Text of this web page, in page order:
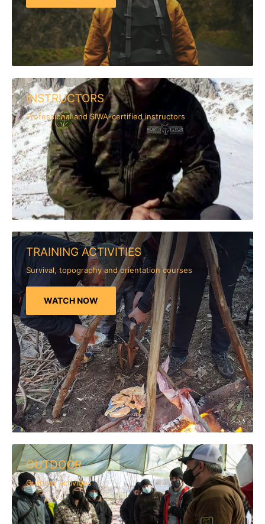
INSTRUCTORS
Professional and SIWA-certified instructors
TRAINING ACTIVITIES
Survival, topography and orientation courses
WATCH NOW
OUTDOOR
Outdoor activities